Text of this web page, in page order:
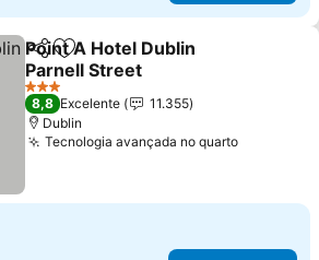
PartilharAdicionar aos favoritos
Point A Hotel Dublin
Parnell Street
3 Estrelas
8,8 Excelente
11.355
Dublin
Tecnologia avançada no quarto